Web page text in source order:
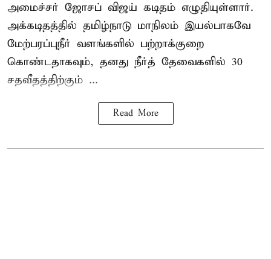
அமைச்சர் ஜோசப் விஜய் கடிதம் எழுதியுள்ளார்.
அக்கடிதத்தில் தமிழ்நாடு மாநிலம் இயல்பாகவே
மேற்பரப்புநீர் வளங்களில் பற்றாக்குறை
கொண்டதாகவும், தனது நீர்த் தேவைகளில் 30
சதவீதத்திற்கும் ...
Read More